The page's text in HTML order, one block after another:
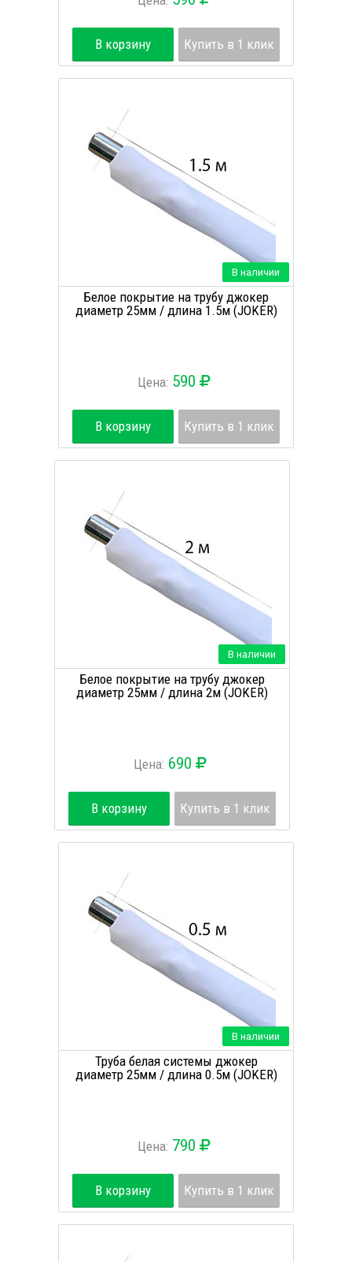
В корзину Купить в 1 клик
В наличии
Белое покрытие на трубу джокер
диаметр 25мм / длина 1.5м (JOKER)
Цена: 590
В корзину Купить в 1 клик
В наличии
Белое покрытие на трубу джокер
диаметр 25мм / длина 2м (JOKER)
Цена: 690
В корзину Купить в 1 клик
В наличии
Труба белая системы джокер
диаметр 25мм / длина 0.5м (JOKER)
Цена: 790
В корзину Купить в 1 клик